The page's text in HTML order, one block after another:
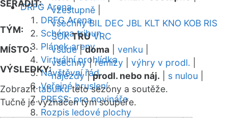
DRFG Arena
DRFG Arena
Schéma tribun
Plánek areny
Virtuální prohlídka
Návštěvní řád
Veřejné bruslení
PRESS: pro novináře
Rozpis ledové plochy
SEŘADIT:
vzestupně
TÝM:
všechny BIL DEC JBL KLT KNO KOB RIS
SOK TRU VRC
MÍSTO:
všude|doma venku
VÝSLEDKY:
všechny|remízy výhry v prodl.
nájezdy|prodl. nebo náj. s nulou
Zobrazittabulkutéto sezóny a soutěže.
Tučně je vyznačen tým soupeře.